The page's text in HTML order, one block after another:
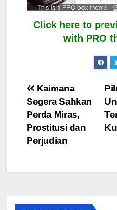
Click here to
with PRO
Post
navigation
Kaimana
Segera Sahkan
Perda Miras,
Prostitusi dan
Perjudian